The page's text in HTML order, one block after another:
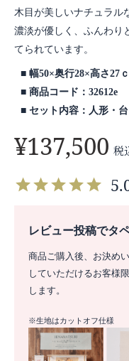
木目が美しいナチュラル
濃淡が優しく、ふんわり
てられています。
幅50×奥行28×高さ27
商品コード：32612e
セット内容：人形・
¥137,500 税
レビュー投稿でタ
商品ご購入後、お決め
していただけるお客様
します。
※生地はカットオフ仕様